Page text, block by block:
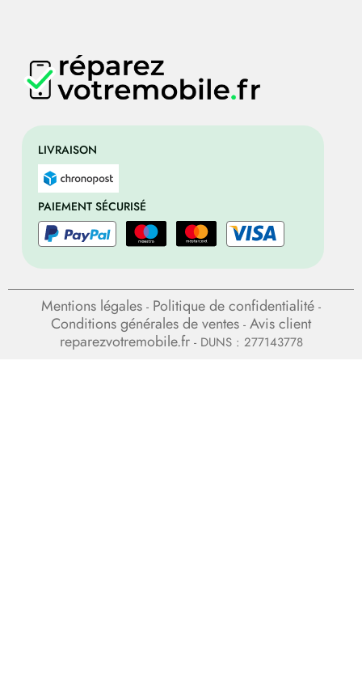
LIVRAISON
PAIEMENT SÉCURISÉ
Mentions légales - Politique de confidentialité -
Conditions générales de ventes - Avis client
reparezvotremobile.fr- DUNS : 277143778